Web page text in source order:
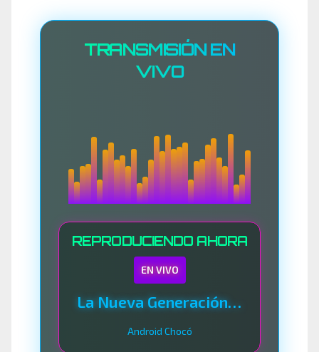
TRANSMISIÓN EN
VIVO
REPRODUCIENDO AHORA
EN VIVO
La Nueva Generación Del Sistema
Android Chocó